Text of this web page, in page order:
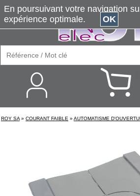
ROY SA » COURANT FAIBLE » AUTOMATISME
En poursuivant votre navigation
expérience optimale.
OK